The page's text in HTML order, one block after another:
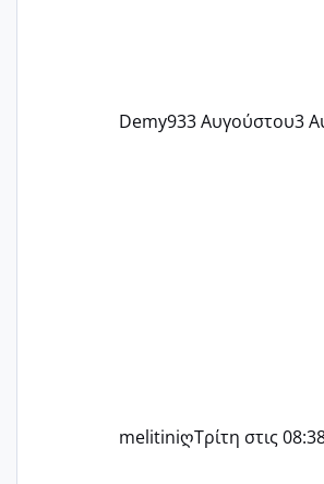
Demy933 Αυγούστου3
melitiniღΤρίτη στις